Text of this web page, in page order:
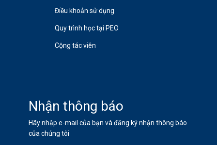
Điều khoản sử dụng
Quy trình học tại PEO
Cộng tác viên
Nhận thông báo
Hãy nhập e-mail của bạn và đăng ký nhận thông báo
của chúng tôi